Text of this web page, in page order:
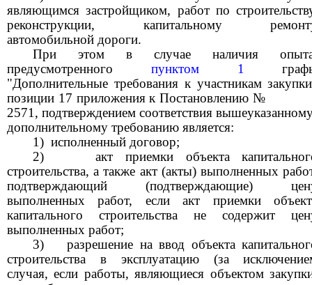
являющимся застройщиком, работ по
реконструкции, капитальному
автомобильной дороги.
При этом в случае наличия
предусмотренного пунктом 1
"Дополнительные требования к участникам
позиции 17 приложения к Постановлению №
2571, подтверждением соответствия
дополнительному требованию является:
1) исполненный договор;
2)
акт приемки объекта
строительства, а также акт (акты) выполненных
подтверждающий (подтверждающие)
выполненных работ, если акт приемки
капитального строительства не содержит
выполненных работ;
3)
разрешение на ввод объекта
строительства в эксплуатацию (за
случая, если работы, являющиеся объектом